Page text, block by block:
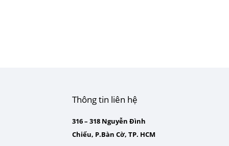
Thông tin liên hệ
316 – 318 Nguyễn Đình
Chiểu, P.Bàn Cờ, TP. HCM